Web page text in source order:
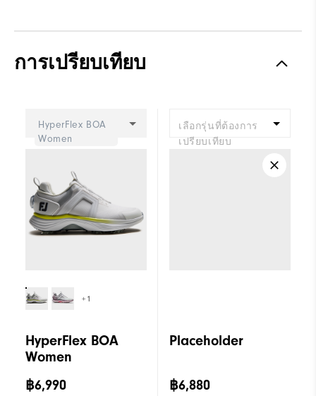
การเปรียบเทียบ
HyperFlex BOA
Women
+1
HyperFlex BOA
Women
฿6,990
เลือกรุ่นที่ต้องการ
เปรียบเทียบ
Placeholder
฿6,880